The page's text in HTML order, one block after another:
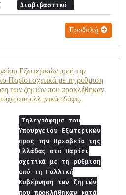
Διαβιβαστικό
Προβολή
Εξωτερικών προς την
Παρίσι σχετικά με τη ρύθμιση
των ζημιών που προκλήθηκαν
στα ελληνικά εδάφη.
Τηλεγράφημα του
Υπουργείου Εξωτερικών
προς την Πρεσβεία της
Ελλάδας στο Παρίσι
σχετικά με τη ρύθμιση
από τη Γαλλική
Κυβέρνηση των ζημιών
που προκλήθηκαν κατά